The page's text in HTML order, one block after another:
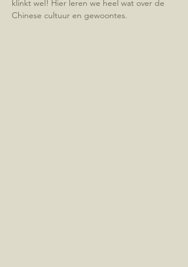
klinkt wel! Hier leren we heel wat over de
Chinese cultuur en gewoontes.